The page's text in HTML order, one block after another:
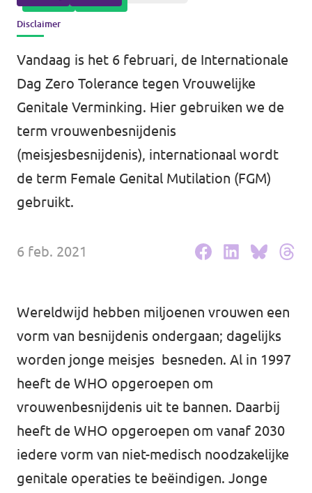
...alle Volt gemeenten
Afdelingen in de provincies
Volt Drenthe
Volt Fryslân
Volt Provincie Utrecht
...alle Volt provincies
Mensen
Nieuws
Agenda
Doneer
Werken bij Volt
Contact
Disclaimer
Vandaag is het 6 februari, de Internationale
Dag Zero Tolerance tegen Vrouwelijke
Genitale Verminking. Hier gebruiken we de
term vrouwenbesnijdenis
(meisjesbesnijdenis), internationaal wordt
de term Female Genital Mutilation (FGM)
gebruikt.
6 feb. 2021
Wereldwijd hebben miljoenen vrouwen een
vorm van besnijdenis ondergaan; dagelijks
worden jonge meisjes besneden. Al in 1997
heeft de WHO opgeroepen om
vrouwenbesnijdenis uit te bannen. Daarbij
heeft de WHO opgeroepen om vanaf 2030
iedere vorm van niet-medisch noodzakelijke
genitale operaties te beëindigen. Jonge